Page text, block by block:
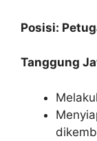
Posisi:
Tanggung